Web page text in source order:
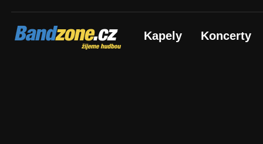
Bandzone.cz
žijeme hudbou Kapely Koncerty